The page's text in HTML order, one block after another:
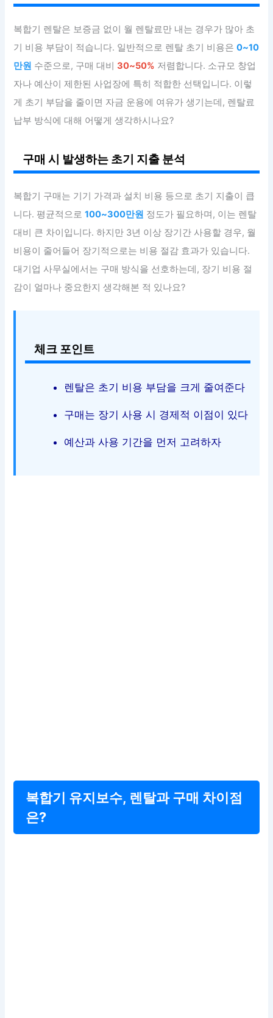
복합기 렌탈은 보증금 없이 월 렌탈료만 내는 경우가 많아 초
기 비용 부담이 적습니다. 일반적으로 렌탈 초기 비용은0~10
만원 수준으로, 구매 대비30~50% 저렴합니다. 소규모 창업
자나 예산이 제한된 사업장에 특히 적합한 선택입니다. 이렇
게 초기 부담을 줄이면 자금 운용에 여유가 생기는데, 렌탈료
납부 방식에 대해 어떻게 생각하시나요?
구매 시 발생하는 초기 지출 분석
복합기 구매는 기기 가격과 설치 비용 등으로 초기 지출이 큽
니다. 평균적으로100~300만원 정도가 필요하며, 이는 렌탈
대비 큰 차이입니다. 하지만 3년 이상 장기간 사용할 경우, 월
비용이 줄어들어 장기적으로는 비용 절감 효과가 있습니다.
대기업 사무실에서는 구매 방식을 선호하는데, 장기 비용 절
감이 얼마나 중요한지 생각해본 적 있나요?
체크 포인트
렌탈은 초기 비용 부담을 크게 줄여준다
구매는 장기 사용 시 경제적 이점이 있다
예산과 사용 기간을 먼저 고려하자
복합기 유지보수, 렌탈과 구매 차이점
은?